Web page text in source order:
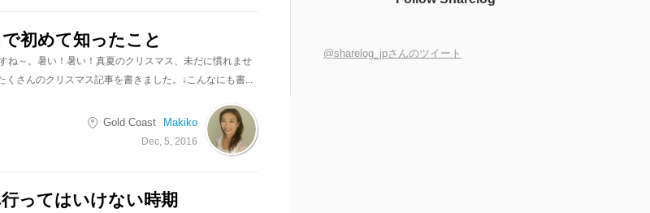
初めて知ったこと
ね～。暑い！暑い！真夏のクリスマス、未だに慣れませ
さんのクリスマス記事を書きました。↓こんなにも書...
Gold Coast Makiko
Dec, 5, 2016
ってはいけない時期
@sharelog_jpさんのツイート